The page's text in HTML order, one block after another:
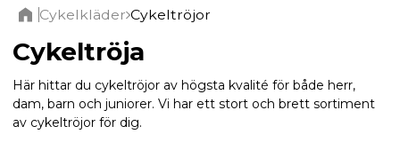
Cykelkläder Cykeltröjor
Cykeltröja
Här hittar du cykeltröjor av högsta kvalité för både herr,
dam, barn och juniorer. Vi har ett stort och brett sortiment
av cykeltröjor för dig.